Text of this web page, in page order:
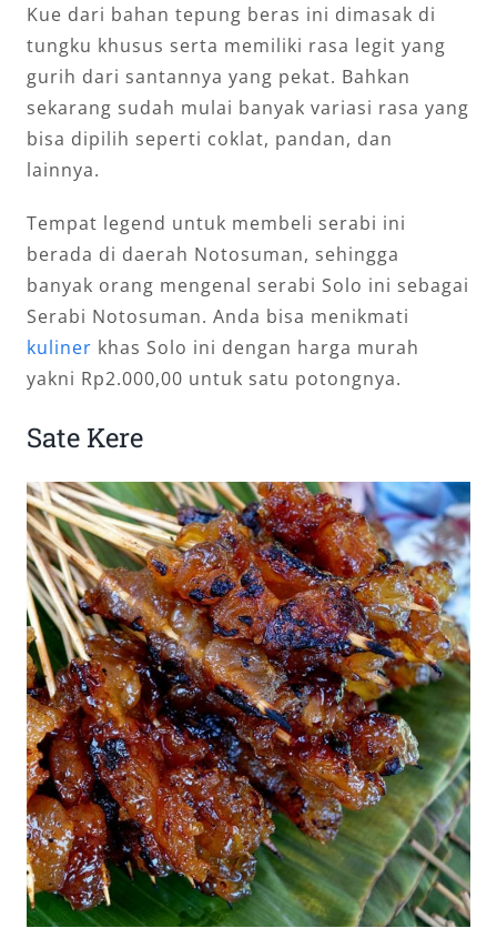
Kue dari bahan tepung beras ini dimasak di
tungku khusus serta memiliki rasa legit yang
gurih dari santannya yang pekat. Bahkan
sekarang sudah mulai banyak variasi rasa yang
bisa dipilih seperti coklat, pandan, dan
lainnya.
Tempat legend untuk membeli serabi ini
berada di daerah Notosuman, sehingga
banyak orang mengenal serabi Solo ini sebagai
Serabi Notosuman. Anda bisa menikmati
kuliner khas Solo ini dengan harga murah
yakni Rp2.000,00 untuk satu potongnya.
Sate Kere